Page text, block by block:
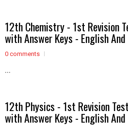
12th Chemistry - 1st Revision
with Answer Keys - English
0 comments
...
12th Physics - 1st Revision
with Answer Keys - English